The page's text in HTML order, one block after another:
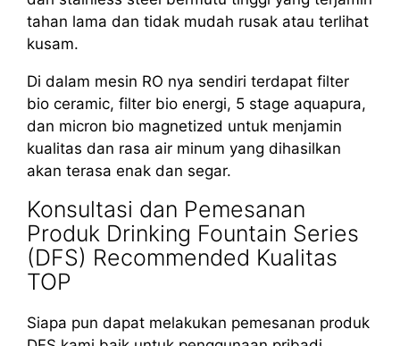
tahan lama dan tidak mudah rusak atau terlihat
kusam.
Di dalam mesin RO nya sendiri terdapat filter
bio ceramic, filter bio energi, 5 stage aquapura,
dan micron bio magnetized untuk menjamin
kualitas dan rasa air minum yang dihasilkan
akan terasa enak dan segar.
Konsultasi dan Pemesanan
Produk Drinking Fountain Series
(DFS) Recommended Kualitas
TOP
Siapa pun dapat melakukan pemesanan produk